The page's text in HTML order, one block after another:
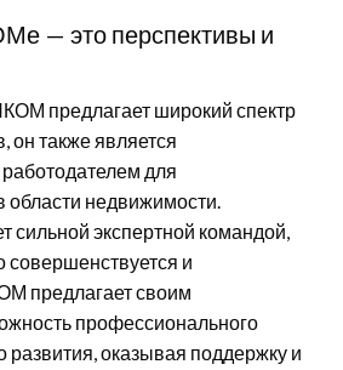
— это перспективы и
предлагает широкий спектр
он также является
для
области недвижимости.
сильной экспертной командой,
совершенствуется и
предлагает своим
профессионального
развития, оказывая поддержку и